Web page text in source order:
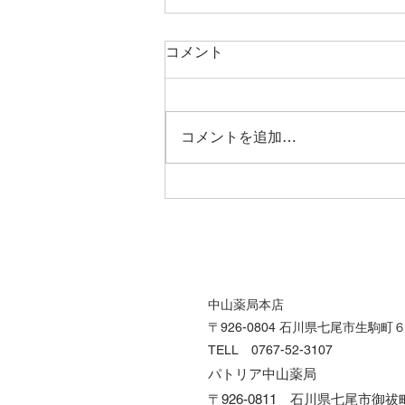
コメント
コメントを追加…
中山薬局本店
〒926-0804 石川県七尾市生駒町
TELL 0767-52-3107
パトリア中山薬局
〒926-0811 石川県七尾市御祓